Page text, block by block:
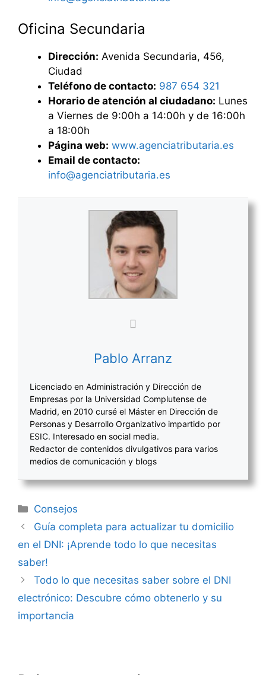
Oficina Secundaria
Dirección: Avenida Secundaria, 456,
Ciudad
Teléfono de contacto: 987 654 321
Horario de atención al ciudadano: Lunes
a Viernes de 9:00h a 14:00h y de 16:00h
a 18:00h
Página web: www.agenciatributaria.es
Email de contacto:
info@agenciatributaria.es
Pablo Arranz
Licenciado en Administración y Dirección de
Empresas por la Universidad Complutense de
Madrid, en 2010 cursé el Máster en Dirección de
Personas y Desarrollo Organizativo impartido por
ESIC. Interesado en social media.
Redactor de contenidos divulgativos para varios
medios de comunicación y blogs
Categorías
Consejos
Navegación
de
Guía completa para actualizar tu domicilio
en el DNI: ¡Aprende todo lo que necesitas
saber!
Todo lo que necesitas saber sobre el DNI
electrónico: Descubre cómo obtenerlo y su
importancia